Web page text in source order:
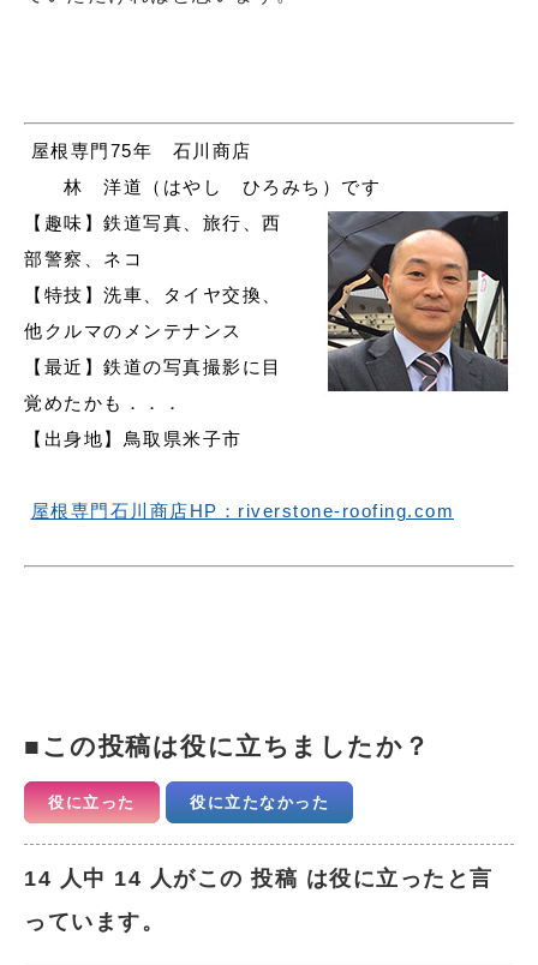
屋根専門75年 石川商店
林 洋道（はやし ひろみち）です
【趣味】鉄道写真、旅行、西
部警察、ネコ
【特技】洗車、タイヤ交換、
他クルマのメンテナンス
【最近】鉄道の写真撮影に目
覚めたかも．．．
【出身地】鳥取県米子市
屋根専門石川商店HP：riverstone-roofing.com
この投稿は役に立ちましたか？
役に立った 役に立たなかった
14 人中 14 人がこの 投稿 は役に立ったと言
っています。